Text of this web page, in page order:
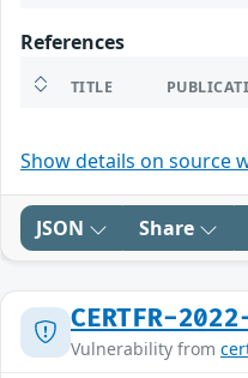
References
TITLE
Show details on source
JSON Share
CERTFR-
Vulnerability from